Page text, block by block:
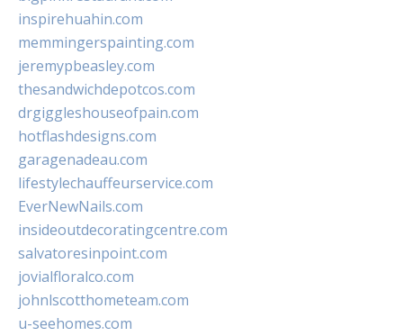
inspirehuahin.com
memmingerspainting.com
jeremypbeasley.com
thesandwichdepotcos.com
drgiggleshouseofpain.com
hotflashdesigns.com
garagenadeau.com
lifestylechauffeurservice.com
EverNewNails.com
insideoutdecoratingcentre.com
salvatoresinpoint.com
jovialfloralco.com
johnlscotthometeam.com
u-seehomes.com